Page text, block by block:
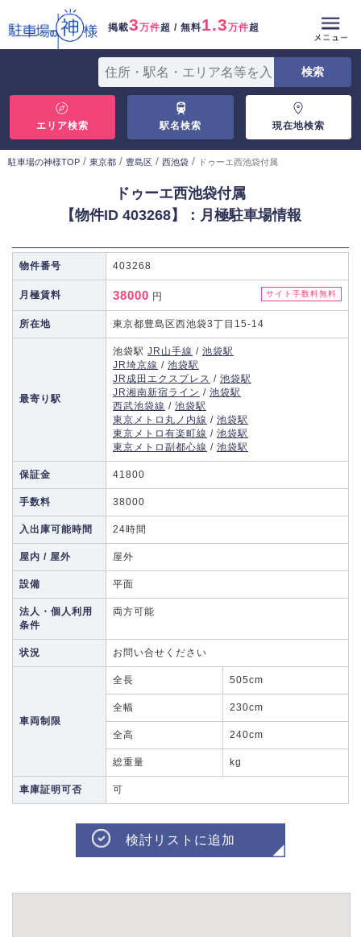
掲載3万件超 / 無料1.3万件超
エリア検索 駅名検索 現在地検索
駐車場の神様TOP / 東京都 / 豊島区 / 西池袋 / ドゥーエ西池袋付属
ドゥーエ西池袋付属
【物件ID 403268】：月極駐車場情報
物件番号 403268
月極賃料 サイト手数料無料
38000 円
所在地 東京都豊島区西池袋3丁目15-14
最寄り駅
池袋駅 JR山手線 / 池袋駅
JR埼京線 / 池袋駅
JR成田エクスプレス / 池袋駅
JR湘南新宿ライン / 池袋駅
西武池袋線 / 池袋駅
東京メトロ丸ノ内線 / 池袋駅
東京メトロ有楽町線 / 池袋駅
東京メトロ副都心線 / 池袋駅
保証金 41800
手数料 38000
入出庫可能時間 24時間
屋内 / 屋外 屋外
設備 平面
法人・個人利用
条件
両方可能
状況 お問い合せください
車両制限
全長 505cm
全幅 230cm
全高 240cm
総重量 kg
車庫証明可否 可
検討リストに追加